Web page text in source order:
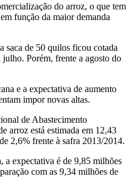
do arroz, o que tem
função da maior demanda
saca de 50 quilos ficou cotada
Porém, frente a agosto do
e a expectativa de aumento
impor novas altas.
de Abastecimento
arroz está estimada em 12,43
2,6% frente à safra 2013/2014.
a expectativa é de 9,85 milhões
com as 9,34 milhões de